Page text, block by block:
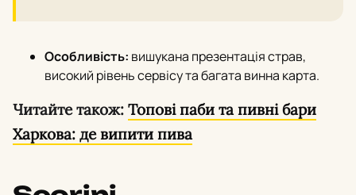
Особливість: вишукана презентація страв,
високий рівень сервісу та багата винна карта.
Читайте також: Топові паби та пивні бари
Харкова: де випити пива